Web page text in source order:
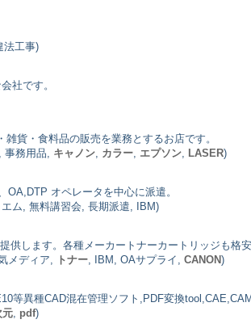
法工事)
社です。
貨・食料品の販売を業務とするお店です。
, 事務用品, キャノン カラー エプソン LASER)
オペレータを中心に派遣。
エム, 無料講習会, 長期派遣, IBM)
します。各種メーカートナーカートリッジも格
メディア, トナー , IBM, OAサプライ, CANON)
等異種CAD混在管理ソフト,PDF変換
元 pdf)